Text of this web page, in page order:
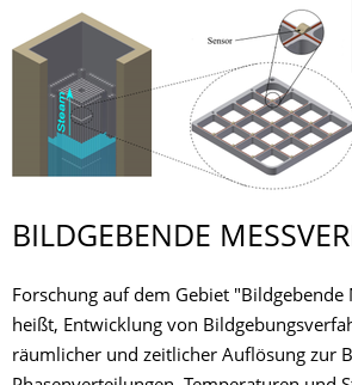
BILDGEBENDE
Forschung auf dem Gebiet "Bildgebende
heißt, Entwicklung von
räumlicher und zeitlicher Auflösung zur